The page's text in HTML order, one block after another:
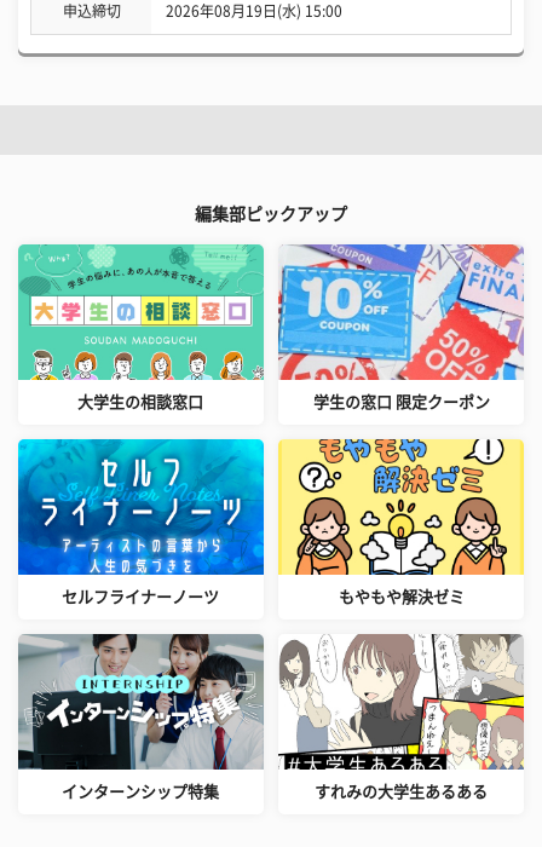
申込締切 2026年08月19日(水) 15:00
編集部ピックアップ
大学生の相談窓口 学生の窓口 限定クーポン
セルフライナーノーツ もやもや解決ゼミ
インターンシップ特集 すれみの大学生あるある